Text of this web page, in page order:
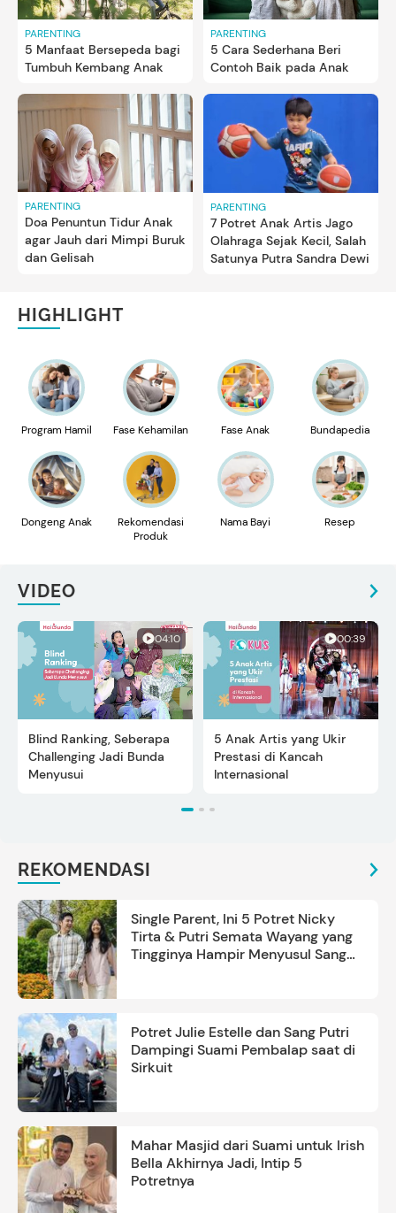
PARENTING
5 Manfaat Bersepeda bagi
Tumbuh Kembang Anak
PARENTING
5 Cara Sederhana Beri
Contoh Baik pada Anak
PARENTING
Doa Penuntun Tidur Anak
agar Jauh dari Mimpi Buruk
dan Gelisah
PARENTING
7 Potret Anak Artis Jago
Olahraga Sejak Kecil, Salah
Satunya Putra Sandra Dewi
HIGHLIGHT
Program Hamil Fase Kehamilan Fase Anak Bundapedia
Dongeng Anak
Rekomendasi
Produk
Nama Bayi Resep
VIDEO
04:10
Blind Ranking, Seberapa
Challenging Jadi Bunda
Menyusui
00:39
5 Anak Artis yang Ukir
Prestasi di Kancah
Internasional
REKOMENDASI
Single Parent, Ini 5 Potret Nicky
Tirta & Putri Semata Wayang yang
Tingginya Hampir Menyusul Sang
Potret Julie Estelle dan Sang Putri
Dampingi Suami Pembalap saat di
Sirkuit
Mahar Masjid dari Suami untuk Irish
Bella Akhirnya Jadi, Intip 5
Potretnya